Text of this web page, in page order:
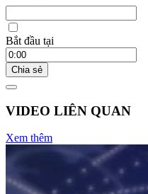
Bắt đầu tại
Chia sẻ
VIDEO LIÊN QUAN
Xem thêm